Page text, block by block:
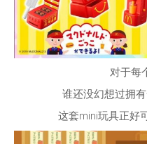
对于每
谁还没幻想过拥
这套mini玩具正好